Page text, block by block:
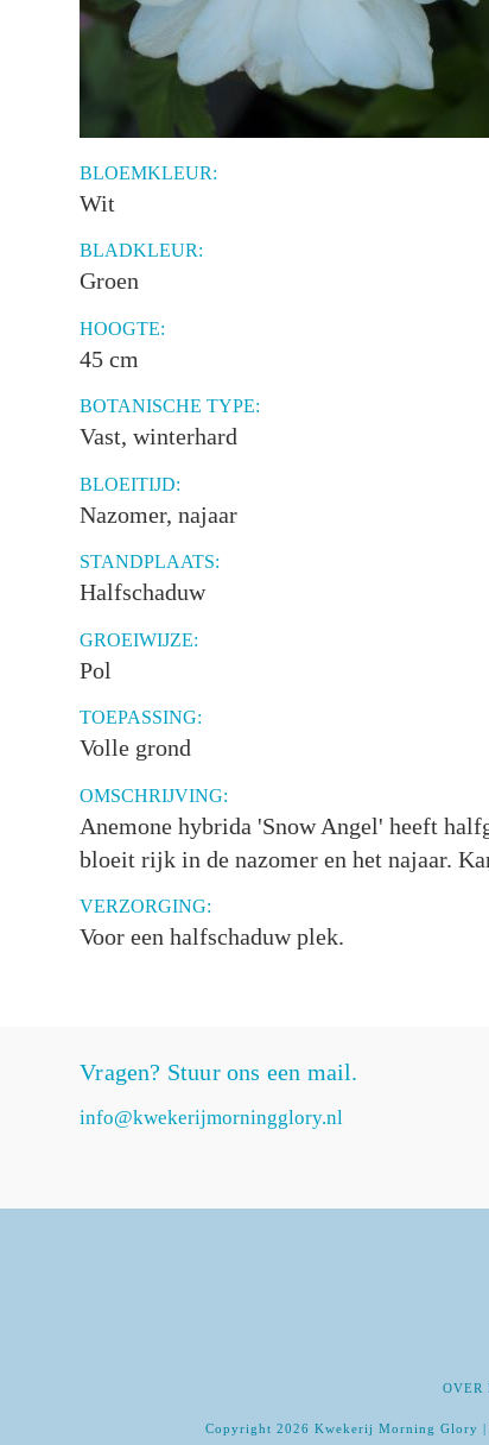
BLOEMKLEUR:
Wit
BLADKLEUR:
Groen
HOOGTE:
45 cm
BOTANISCHE TYPE:
Vast, winterhard
BLOEITIJD:
Nazomer, najaar
STANDPLAATS:
Halfschaduw
GROEIWIJZE:
Pol
TOEPASSING:
Volle grond
OMSCHRIJVING:
Anemone hybrida 'Snow Angel' heeft
bloeit rijk in de nazomer en het najaar.
VERZORGING:
Voor een halfschaduw plek.
Vragen? Stuur ons een mail.
info@kwekerijmorningglory.nl
OVER
Copyright 2026 Kwekerij Morning Glory